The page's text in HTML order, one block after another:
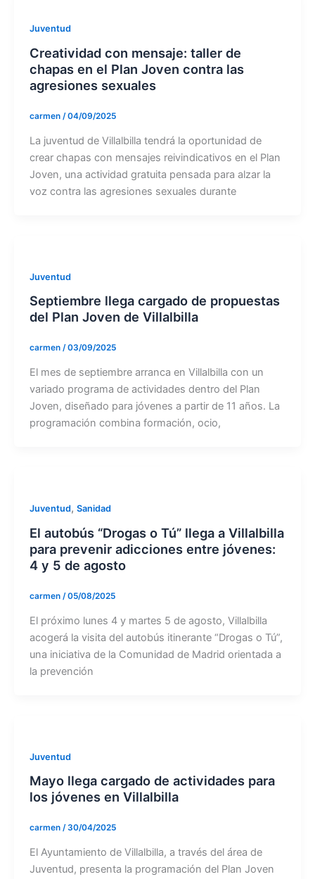
Juventud
Creatividad con mensaje: taller de
chapas en el Plan Joven contra las
agresiones sexuales
carmen /04/09/2025
La juventud de Villalbilla tendrá la oportunidad de
crear chapas con mensajes reivindicativos en el Plan
Joven, una actividad gratuita pensada para alzar la
voz contra las agresiones sexuales durante
Juventud
Septiembre llega cargado de propuestas
del Plan Joven de Villalbilla
carmen /03/09/2025
El mes de septiembre arranca en Villalbilla con un
variado programa de actividades dentro del Plan
Joven, diseñado para jóvenes a partir de 11 años. La
programación combina formación, ocio,
Juventud, Sanidad
El autobús “Drogas o Tú” llega a Villalbilla
para prevenir adicciones entre jóvenes:
4 y 5 de agosto
carmen /05/08/2025
El próximo lunes 4 y martes 5 de agosto, Villalbilla
acogerá la visita del autobús itinerante “Drogas o Tú”,
una iniciativa de la Comunidad de Madrid orientada a
la prevención
Juventud
Mayo llega cargado de actividades para
los jóvenes en Villalbilla
carmen /30/04/2025
El Ayuntamiento de Villalbilla, a través del área de
Juventud, presenta la programación del Plan Joven